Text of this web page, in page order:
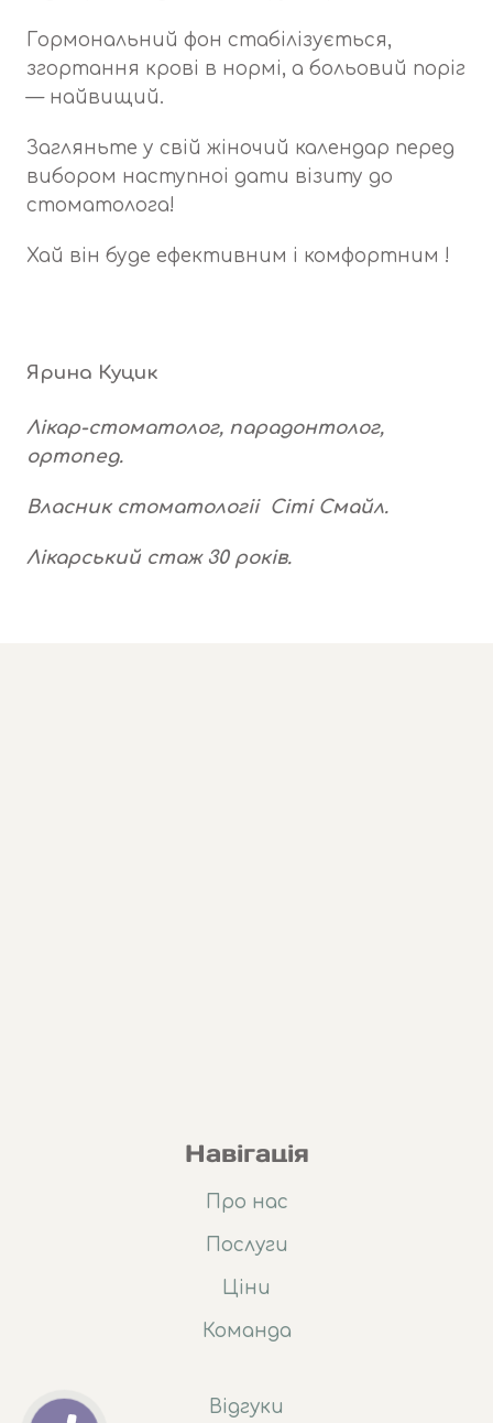
Гормональний фон стабілізується,
згортання крові в нормі, а больовий поріг
— найвищий.
Загляньте у свій жіночий календар перед
вибором наступноі дати візиту до
стоматолога!
Хай він буде ефективним і комфортним !
Ярина Куцик
Лікар-стоматолог, парадонтолог,
ортопед.
Власник стоматологіі Сіті Смайл.
Лікарський стаж 30 років.
Навігація
Про нас
Послуги
Ціни
Команда
Відгуки